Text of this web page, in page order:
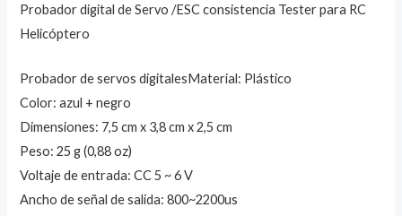
Probador digital de Servo /ESC consistencia Tester para RC
Helicóptero
Probador de servos digitalesMaterial: Plástico
Color: azul + negro
Dimensiones: 7,5 cm x 3,8 cm x 2,5 cm
Peso: 25 g (0,88 oz)
Voltaje de entrada: CC 5 ~ 6 V
Ancho de señal de salida: 800~2200us